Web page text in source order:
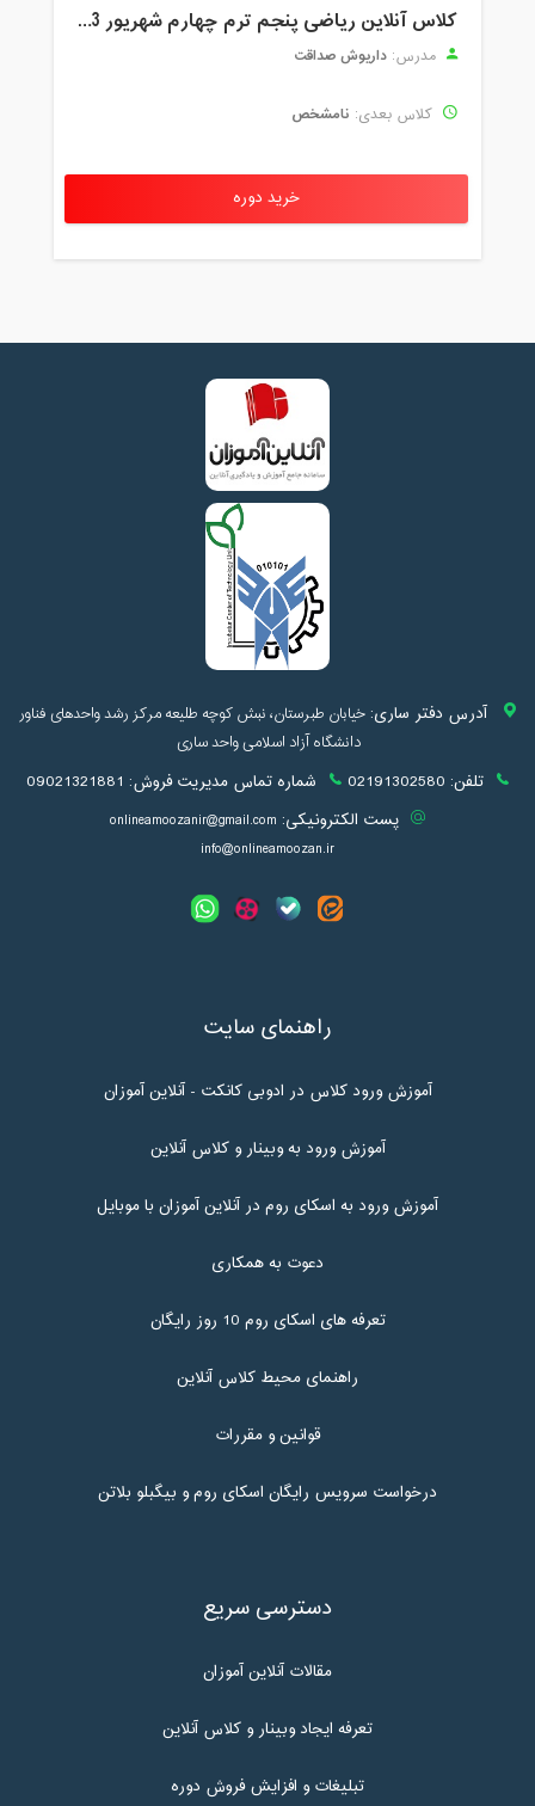
کلاس آنلاین ریاضی پنجم ترم چهارم شهریور 1403
مدرس: داریوش صداقت
کلاس بعدی: نامشخص
خرید دوره
آدرس دفتر ساری:خیابان طبرستان، نبش کوچه طلیعه مرکز رشد واحدهای فناور
دانشگاه آزاد اسلامی واحد ساری
تلفن: 02191302580 شماره تماس مدیریت فروش: 09021321881
پست الکترونیکی: onlineamoozanir@gmail.com
info@onlineamoozan.ir
راهنمای سایت
آموزش ورود کلاس در ادوبی کانکت - آنلاین آموزان
آموزش ورود به وبینار و کلاس آنلاین
آموزش ورود به اسکای روم در آنلاین آموزان با موبایل
دعوت به همکاری
تعرفه های اسکای روم 10 روز رایگان
راهنمای محیط کلاس آنلاین
قوانین و مقررات
درخواست سرویس رایگان اسکای روم و بیگبلو بلاتن
دسترسی سریع
مقالات آنلاین آموزان
تعرفه ایجاد وبینار و کلاس آنلاین
تبلیغات و افزایش فروش دوره